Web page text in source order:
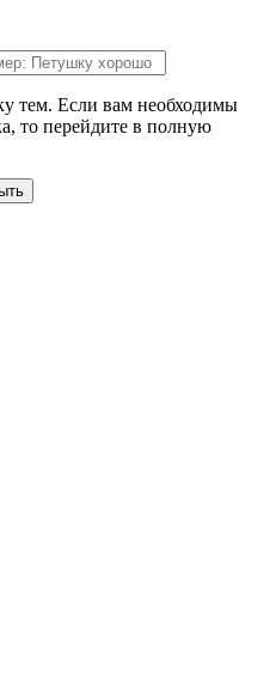
тем. Если вам необходимы
то перейдите в полную